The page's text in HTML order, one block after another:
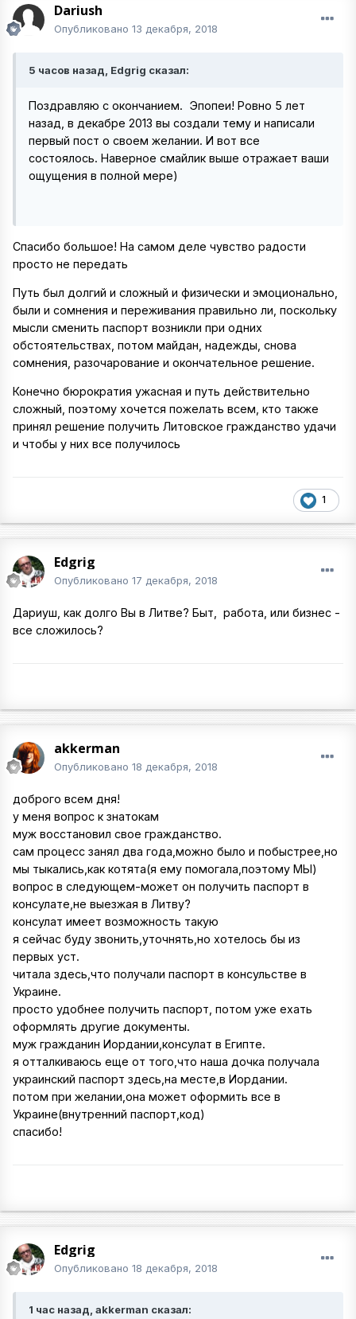
Dariush
Опубликовано 13 декабря, 2018
5 часов назад, Edgrig сказал:
Поздравляю с окончанием. Эпопеи! Ровно 5 лет
назад, в декабре 2013 вы создали тему и написали
первый пост о своем желании. И вот все
состоялось. Наверное смайлик выше отражает ваши
ощущения в полной мере)
Спасибо большое! На самом деле чувство радости
просто не передать
Путь был долгий и сложный и физически и эмоционально,
были и сомнения и переживания правильно ли, поскольку
мысли сменить паспорт возникли при одних
обстоятельствах, потом майдан, надежды, снова
сомнения, разочарование и окончательное решение.
Конечно бюрократия ужасная и путь действительно
сложный, поэтому хочется пожелать всем, кто также
принял решение получить Литовское гражданство удачи
и чтобы у них все получилось
1
Edgrig
Опубликовано 17 декабря, 2018
Дариуш, как долго Вы в Литве? Быт, работа, или бизнес -
все сложилось?
akkerman
Опубликовано 18 декабря, 2018
доброго всем дня!
у меня вопрос к знатокам
муж восстановил свое гражданство.
сам процесс занял два года,можно было и побыстрее,но
мы тыкались,как котята(я ему помогала,поэтому МЫ)
вопрос в следующем-может он получить паспорт в
консулате,не выезжая в Литву?
консулат имеет возможность такую
я сейчас буду звонить,уточнять,но хотелось бы из
первых уст.
читала здесь,что получали паспорт в консульстве в
Украине.
просто удобнее получить паспорт, потом уже ехать
оформлять другие документы.
муж гражданин Иордании,консулат в Египте.
я отталкиваюсь еще от того,что наша дочка получала
украинский паспорт здесь,на месте,в Иордании.
потом при желании,она может оформить все в
Украине(внутренний паспорт,код)
спасибо!
Edgrig
Опубликовано 18 декабря, 2018
1 час назад, akkerman сказал: